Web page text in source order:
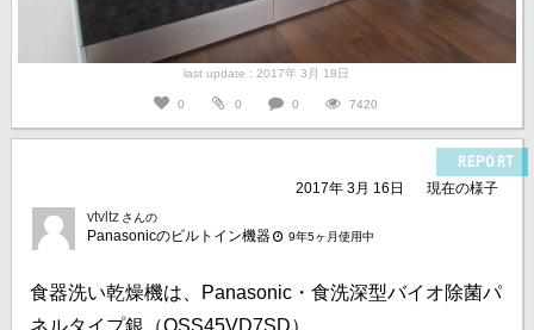
last update : 2017年 3月 18日
0 0 0 7420
REPORT
2017年 3月 16日
現在の様子
vtvltz さんの
Panasonicのビルトイン機器 9年5ヶ月使用中
食器洗い乾燥機は、Panasonic・食洗深型バイオ除菌パ